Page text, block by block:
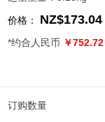
价格： NZ$173.04
*约合人民币 ￥752.72
订购数量